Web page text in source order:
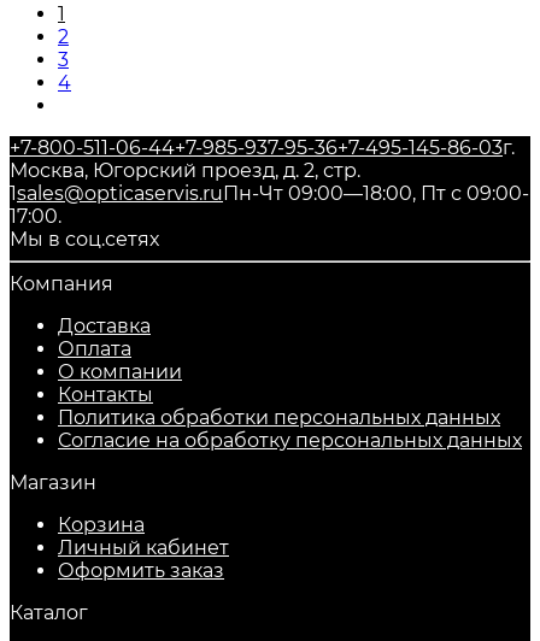
1
2
3
4
+7-800-511-06-44+7-985-937-95-36+7-495-145-86-03г.
Москва, Югорский проезд, д. 2, стр.
1sales@opticaservis.ruПн-Чт 09:00—18:00, Пт с 09:00-
17:00.
Мы в соц.сетях
Компания
Доставка
Оплата
О компании
Контакты
Политика обработки персональных данных
Согласие на обработку персональных данных
Магазин
Корзина
Личный кабинет
Оформить заказ
Каталог